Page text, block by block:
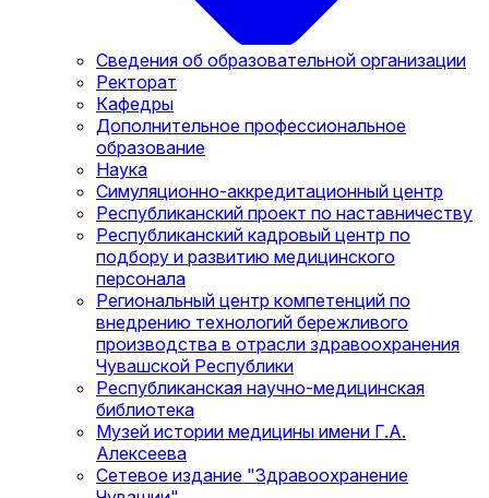
Сведения об образовательной организации
Ректорат
Кафедры
Дополнительное профессиональное
образование
Наука
Симуляционно-аккредитационный центр
Республиканский проект по наставничеству
Республиканский кадровый центр по
подбору и развитию медицинского
персонала
Региональный центр компетенций по
внедрению технологий бережливого
производства в отрасли здравоохранения
Чувашской Республики
Республиканская научно-медицинская
библиотека
Музей истории медицины имени Г.А.
Алексеева
Сетевое издание "Здравоохранение